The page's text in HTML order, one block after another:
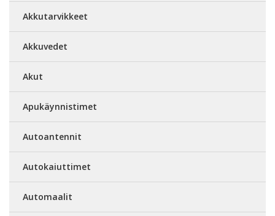
Akkutarvikkeet
Akkuvedet
Akut
Apukäynnistimet
Autoantennit
Autokaiuttimet
Automaalit